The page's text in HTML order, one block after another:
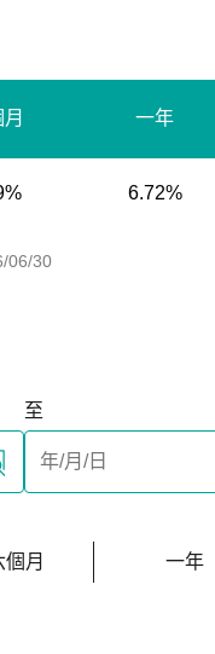
一年
6.72%
06/30
至
個月 一年